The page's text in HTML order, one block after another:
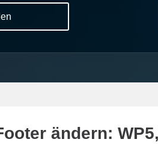
ändern: